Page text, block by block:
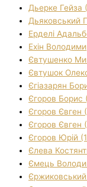
Дьерке Гейза
Дьяковський
Ерделі
Ехін
Євтушенко
Євтушок
Єгіазарян
Єгоров Борис
Єгоров Євген
Єгоров Євген
Єгоров Юрій
Єлева
Ємець